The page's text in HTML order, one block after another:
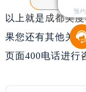
以上就是 成都美
果您还有其他关
页面400电话进行
预